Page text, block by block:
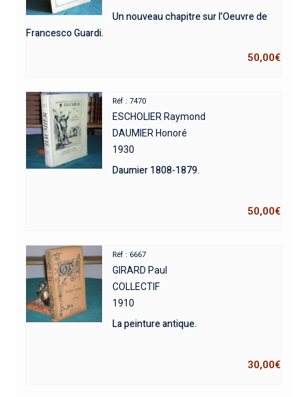
Un nouveau chapitre sur l’Oeuvre de
Francesco Guardi.
50,00€
Réf : 7470
ESCHOLIER Raymond
DAUMIER Honoré
1930
Daumier 1808-1879.
50,00€
Réf : 6667
GIRARD Paul
COLLECTIF
1910
La peinture antique.
30,00€